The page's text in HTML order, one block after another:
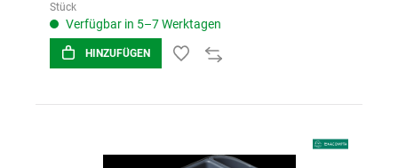
Stück
Verfügbar in 5–7 Werktagen
HINZUFÜGEN